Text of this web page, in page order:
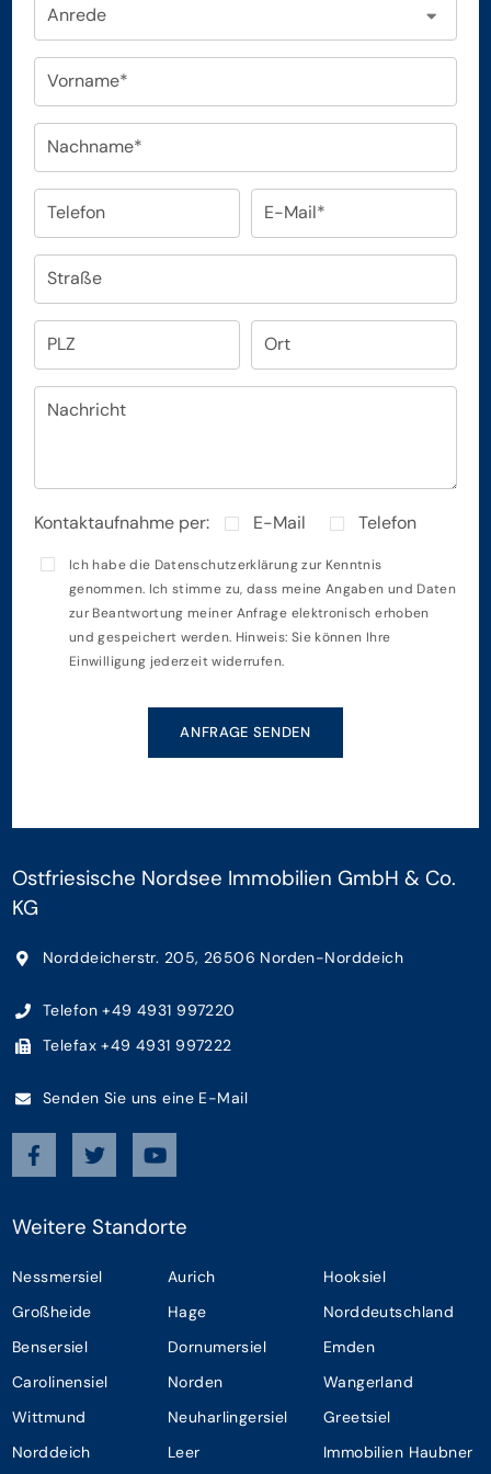
Anrede
Vorname*
Nachname*
Telefon E-Mail*
Straße
PLZ Ort
Nachricht
Kontaktaufnahme per: E-Mail Telefon
Ich habe die Datenschutzerklärungzur Kenntnis
genommen. Ich stimme zu, dass meine Angaben und Daten
zur Beantwortung meiner Anfrage elektronisch erhoben
und gespeichert werden. Hinweis: Sie können Ihre
Einwilligung jederzeit widerrufen.
ANFRAGE SENDEN
Ostfriesische Nordsee Immobilien GmbH & Co.
KG
Norddeicherstr. 205, 26506 Norden-Norddeich
Telefon +49 4931 997220
Telefax +49 4931 997222
Senden Sie uns eine E-Mail
Weitere Standorte
Nessmersiel Aurich
Hooksiel
Großheide
Hage
Norddeutschland
Bensersiel
Dornumersiel
Emden
Carolinensiel
Norden
Wangerland
Wittmund
Neuharlingersiel
Greetsiel
Norddeich
Leer Immobilien Haubner